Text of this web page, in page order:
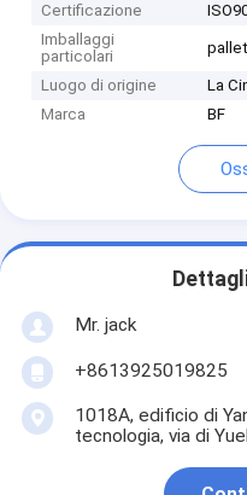
Certificazione
Imballaggi
particolari
Luogo di origine
La
Marca
BF
Mr. jack
+8613925019825
1018A, edificio di
tecnologia, via di